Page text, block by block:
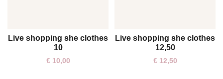
One size
Live shopping she clothes
10
€10,00
One size
Live shopping she clothes
12,50
€12,50